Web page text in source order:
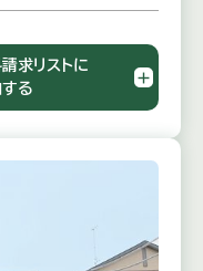
求リストに
る